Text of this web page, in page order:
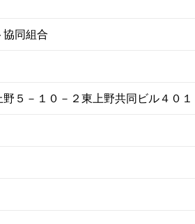
協同組合
５－１０－２東上野共同ビル４０１